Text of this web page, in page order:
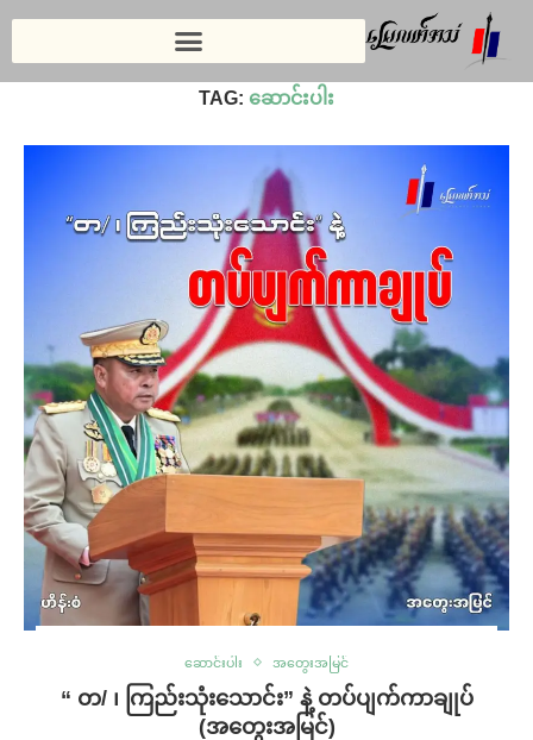
TAG: ဆောင်းပါး
ဆောင်းပါး အတွေးအမြင်
“ တ/ ၊ ကြည်းသုံးသောင်း” နဲ့ တပ်ပျက်ကာချုပ်
(အတွေးအမြင်)